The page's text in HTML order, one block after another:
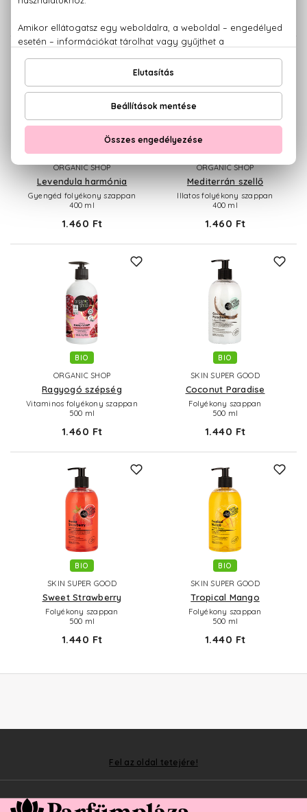
ORGANIC SHOP
Levendula harmónia
Gyengéd folyékony szappan
400 ml
1.460 Ft
ORGANIC SHOP
Mediterrán szellő
Illatos folyékony szappan
400 ml
1.460 Ft
BIO
ORGANIC SHOP
Ragyogó szépség
Vitaminos folyékony szappan
500 ml
1.460 Ft
BIO
SKIN SUPER GOOD
Coconut Paradise
Folyékony szappan
500 ml
1.440 Ft
BIO
SKIN SUPER GOOD
Sweet Strawberry
Folyékony szappan
500 ml
1.440 Ft
BIO
SKIN SUPER GOOD
Tropical Mango
Folyékony szappan
500 ml
1.440 Ft
Fel az oldal tetejére!